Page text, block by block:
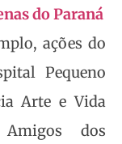
do Paraná
ações do
Pequeno
Arte e Vida
dos